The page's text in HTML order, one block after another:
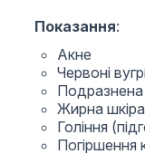
Показання:
Акне
Червоні вугрі
Подразнена
Жирна шкіра
Гоління
Погіршення